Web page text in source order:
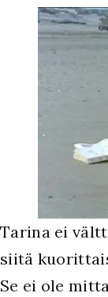
Tarina ei
siitä
Se ei ole